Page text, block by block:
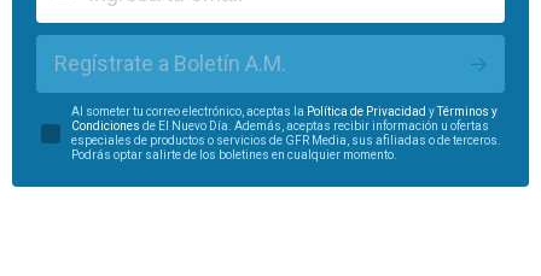
Regístrate a Boletín A.M.
Al someter tu correo electrónico, aceptas la Política de Privacidad y
Términos y
Condiciones de El Nuevo Día. Además, aceptas recibir información u ofertas
especiales de productos o servicios de GFR Media, sus afiliadas o de terceros.
Podrás optar salirte de los boletines en cualquier momento.